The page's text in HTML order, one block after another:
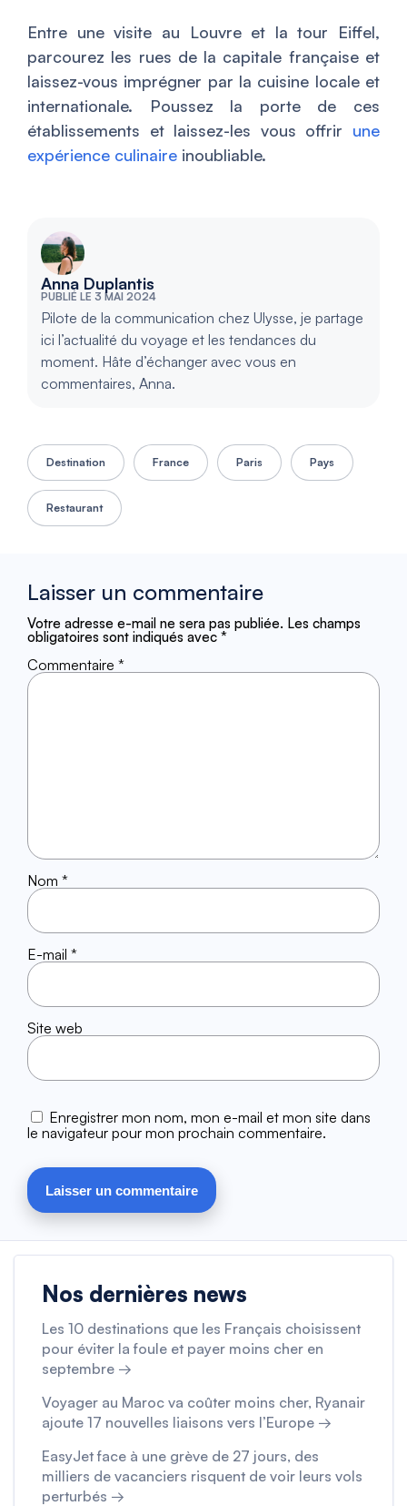
Entre une visite au Louvre et la tour Eiffel,
parcourez les rues de la capitale française et
laissez-vous imprégner par la cuisine locale et
internationale. Poussez la porte de ces
établissements et laissez-les vous offrir une
expérience culinaire inoubliable.
Anna Duplantis
PUBLIÉ LE 3 MAI 2024
Pilote de la communication chez Ulysse, je partage
ici l’actualité du voyage et les tendances du
moment. Hâte d’échanger avec vous en
commentaires, Anna.
Destination France Paris Pays
Restaurant
Laisser un commentaire
Votre adresse e-mail ne sera pas publiée. Les champs
obligatoires sont indiqués avec *
Commentaire *
Nom *
E-mail *
Site web
Enregistrer mon nom, mon e-mail et mon site dans
le navigateur pour mon prochain commentaire.
Nos dernières news
Les 10 destinations que les Français choisissent
pour éviter la foule et payer moins cher en
septembre →
Voyager au Maroc va coûter moins cher, Ryanair
ajoute 17 nouvelles liaisons vers l’Europe →
EasyJet face à une grève de 27 jours, des
milliers de vacanciers risquent de voir leurs vols
perturbés →